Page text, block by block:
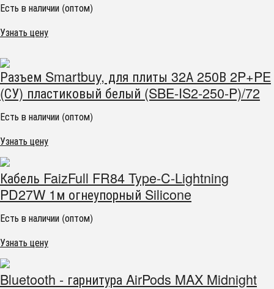
Есть в наличии (оптом)
Узнать цену
Разъем Smartbuy, для плиты 32А 250В 2P+PE
(СУ) пластиковый белый (SBE-IS2-250-P)/72
Есть в наличии (оптом)
Узнать цену
Кабель FaizFull FR84 Type-C-Lightning
PD27W 1м огнеупорный Silicone
Есть в наличии (оптом)
Узнать цену
Bluetooth - гарнитура AirPods MAX Midnight